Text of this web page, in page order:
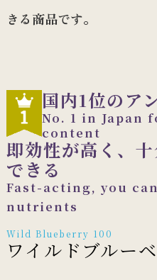
きる商品です。
国内1位のア
No. 1 in Japan
content
即効性が高く、
できる
Fast-acting, you
nutrients
Wild Blueberry 100
ワイルドブルー